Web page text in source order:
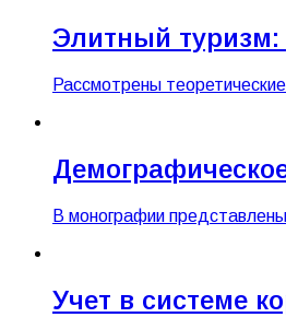
Элитный туризм:
Рассмотрены
В монографии
Учет в системе